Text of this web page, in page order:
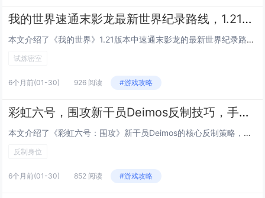
我的世界速通末影龙最新世界纪录路线，1.21版本试炼密室刷铁轨机的建造技巧
本文介绍了《我的世界》1.21版本中速通末影龙的最新世界纪录路线，重点解析了高效、稳定的核心技巧与关键跳点优化；同时详细讲解了在试炼密室（Trial Chambers）内建造全自动刷铁轨机的方法，包括利用新生物“哨卫”触发机制、精准控制试炼...
试炼密室
6个月前(01-30) 926 阅读 #游戏攻略
彩虹六号，围攻新干员Deimos反制技巧，手机信号出现时必学的三个反杀身位
本文介绍了《彩虹六号：围攻》新干员Deimos的核心反制策略，重点聚焦其标志性技能“手机信号干扰器”（Signal Jammer）触发时的应对技巧，当Deimos部署该装置并激活时，会强制所有未受保护的进攻方干员进入短暂眩晕与定位暴露状态，...
反制身位
6个月前(01-30) 852 阅读 #游戏攻略